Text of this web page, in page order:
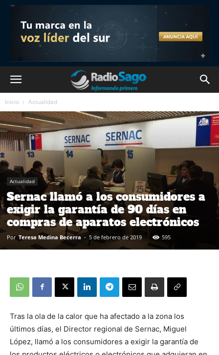
Inicio Actualidad
Actualidad
Sernac llamó a los consumidores a
exigir la garantía de 90 días en
compras de aparatos electrónicos
Por Teresa Medina Becerra - 5 de febrero de 2019 595
Tras la ola de la calor que ha afectado a la zona los
últimos días, el Director regional de Sernac, Miguel
López, llamó a los consumidores a exigir la garantía de